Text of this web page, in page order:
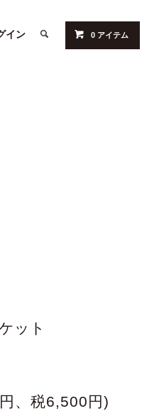
イン 0 アイテム
ット
、税6,500円)